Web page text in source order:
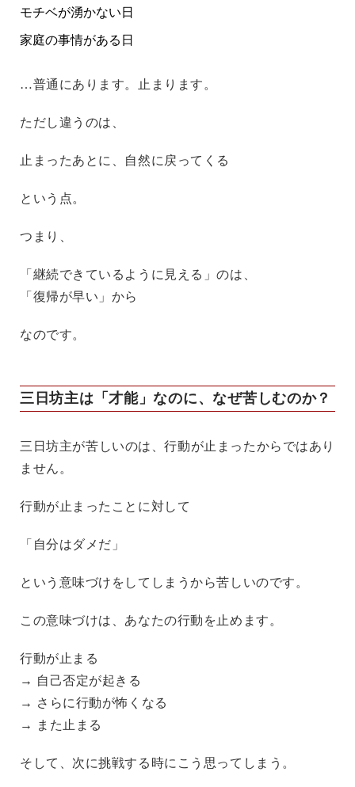
モチベが湧かない日
家庭の事情がある日
…普通にあります。止まります。
ただし違うのは、
止まったあとに、自然に戻ってくる
という点。
つまり、
「継続できているように見える」のは、
「復帰が早い」から
なのです。
三日坊主は「才能」なのに、なぜ苦しむのか？
三日坊主が苦しいのは、行動が止まったからではあり
ません。
行動が止まったことに対して
「自分はダメだ」
という意味づけをしてしまうから苦しいのです。
この意味づけは、あなたの行動を止めます。
行動が止まる
→ 自己否定が起きる
→ さらに行動が怖くなる
→ また止まる
そして、次に挑戦する時にこう思ってしまう。